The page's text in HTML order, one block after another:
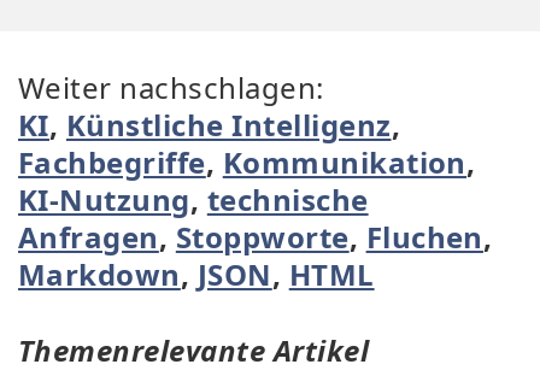
Weiter nachschlagen:
KI, Künstliche Intelligenz,
Fachbegriffe, Kommunikation,
KI-Nutzung, technische
Anfragen, Stoppworte, Fluchen,
Markdown, JSON, HTML
Themenrelevante Artikel